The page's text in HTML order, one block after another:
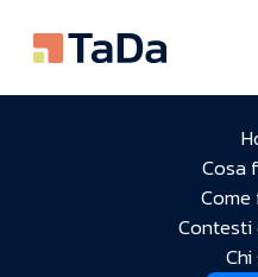
Cosa
Contesti
DaTa is
dati